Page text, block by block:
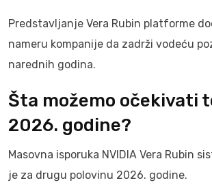
Predstavljanje Vera Rubin platforme
nameru kompanije da zadrži vodeću
narednih godina.
Šta možemo očekivati
2026. godine?
Masovna isporuka NVIDIA Vera Rubin
je za drugu polovinu 2026. godine.